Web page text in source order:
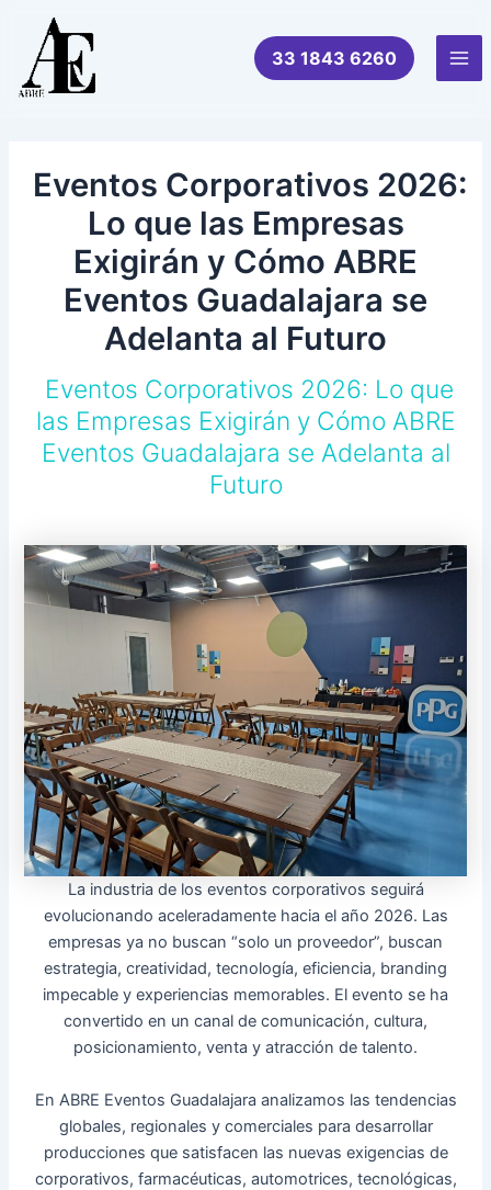
contenido
33 1843 6260
Eventos Corporativos 2026:
Lo que las Empresas
Exigirán y Cómo ABRE
Eventos Guadalajara se
Adelanta al Futuro
Eventos Corporativos 2026: Lo que
las Empresas Exigirán y Cómo ABRE
Eventos Guadalajara se Adelanta al
Futuro
La industria de los eventos corporativos seguirá
evolucionando aceleradamente hacia el año 2026. Las
empresas ya no buscan “solo un proveedor”, buscan
estrategia, creatividad, tecnología, eficiencia, branding
impecable y experiencias memorables. El evento se ha
convertido en un canal de comunicación, cultura,
posicionamiento, venta y atracción de talento.
En ABRE Eventos Guadalajara analizamos las tendencias
globales, regionales y comerciales para desarrollar
producciones que satisfacen las nuevas exigencias de
corporativos, farmacéuticas, automotrices, tecnológicas,